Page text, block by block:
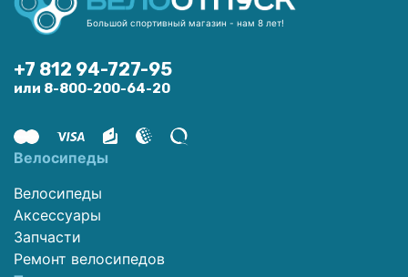
Большой спортивный магазин - нам 8 лет!
+7 812 94-727-95
или 8-800-200-64-20
Велосипеды
Велосипеды
Аксессуары
Запчасти
Ремонт велосипедов